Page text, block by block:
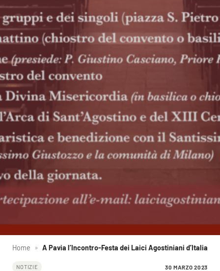
Home » A Pavia l’Incontro-Festa dei Laici Agostiniani d’Italia
NOTIZIE 30 MARZO 2023